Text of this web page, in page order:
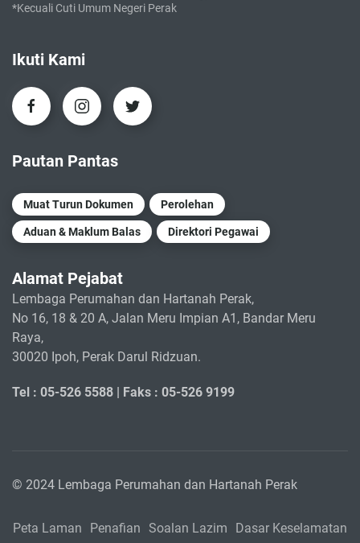
*Kecuali Cuti Umum Negeri Perak
Ikuti Kami
Pautan Pantas
Muat Turun Dokumen Perolehan
Aduan & Maklum Balas Direktori Pegawai
Alamat Pejabat
Lembaga Perumahan dan Hartanah Perak,
No 16, 18 & 20 A, Jalan Meru Impian A1, Bandar Meru
Raya,
30020 Ipoh, Perak Darul Ridzuan.
Tel : 05-526 5588 | Faks : 05-526 9199
© 2024 Lembaga Perumahan dan Hartanah Perak
Peta Laman Penafian Soalan Lazim Dasar Keselamatan